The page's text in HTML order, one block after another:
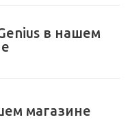
в нашем
магазине